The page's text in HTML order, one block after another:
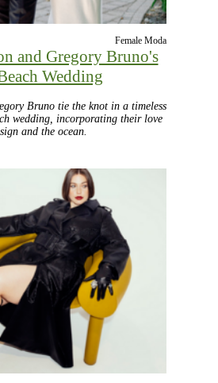
Female Moda
and Gregory Bruno's
Wedding
Bruno tie the knot in a timeless
wedding, incorporating their love
and the ocean.